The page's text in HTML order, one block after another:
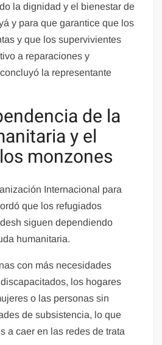
la dignidad y el bienestar de
y para que garantice que los
y que los supervivientes
a reparaciones y
la representante
de la
y el
monzones
Internacional para
que los refugiados
siguen dependiendo
humanitaria.
con más necesidades
los hogares
o las personas sin
de subsistencia, lo que
a caer en las redes de trata